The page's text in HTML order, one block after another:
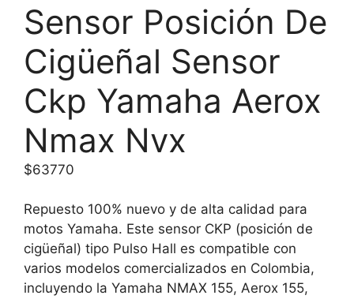
Sensor Posición De
Cigüeñal Sensor
Ckp Yamaha Aerox
Nmax Nvx
$63770
Repuesto 100% nuevo y de alta calidad para
motos Yamaha. Este sensor CKP (posición de
cigüeñal) tipo Pulso Hall es compatible con
varios modelos comercializados en Colombia,
incluyendo la Yamaha NMAX 155, Aerox 155,